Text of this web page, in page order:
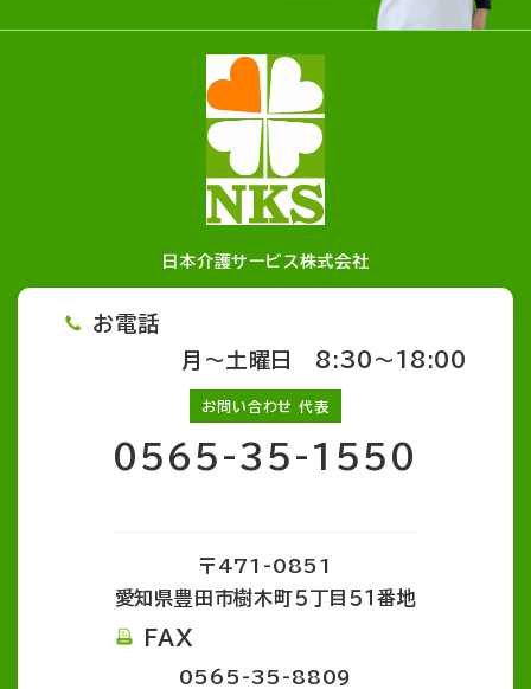
日本介護サービス株式会社
お電話
月～土曜日 8:30～18:00
お問い合わせ 代表
0565-35-1550
〒471-0851
愛知県豊田市樹木町５丁目５１番地
FAX
0565-35-8809